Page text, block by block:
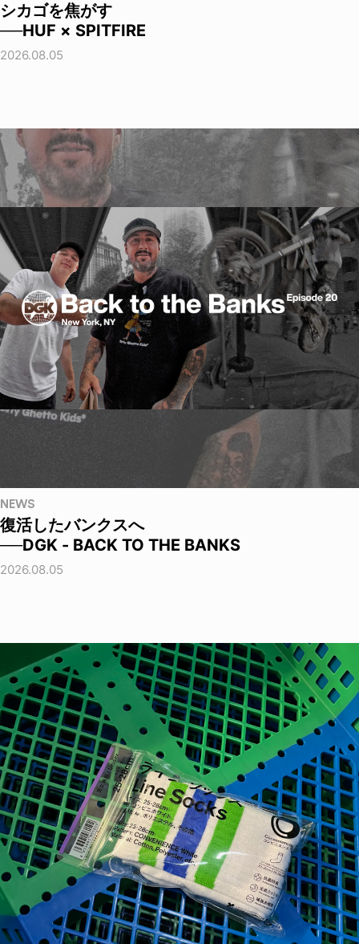
シカゴを焦がす
──HUF × SPITFIRE
2026.08.05
NEWS
復活したバンクスへ
──DGK - BACK TO THE BANKS
2026.08.05